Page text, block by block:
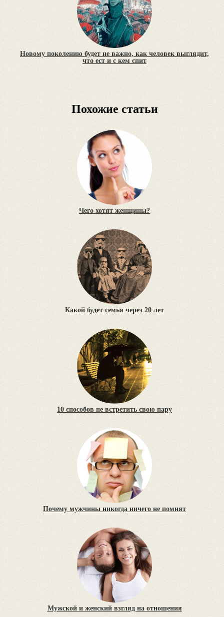
Новому поколению будет не важно, как человек выглядит,
что ест и с кем спит
Похожие статьи
Чего хотят женщины?
Какой будет семья через 20 лет
10 способов не встретить свою пару
Почему мужчины никогда ничего не помнят
Мужской и женский взгляд на отношения